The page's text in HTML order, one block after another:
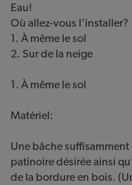
Eau!
Où allez-vous l’installer?
1. À même le sol
2. Sur de la neige
1. À même le sol
Matériel:
Une bâche
patinoire désirée ainsi
de la bordure en bois.